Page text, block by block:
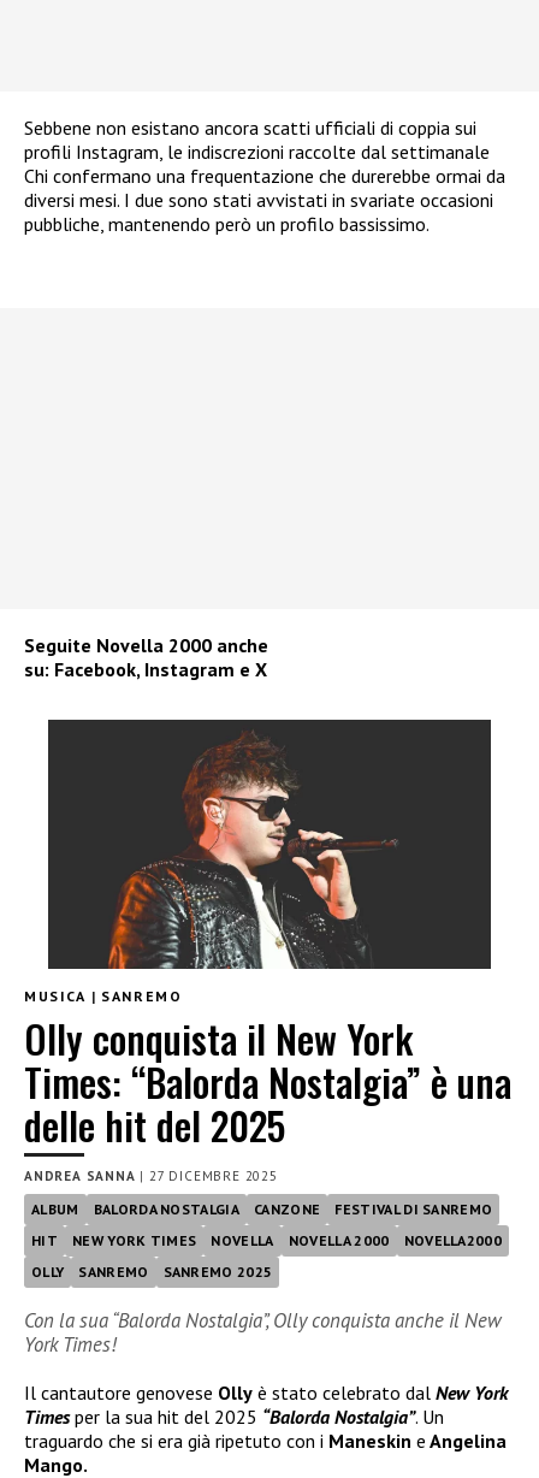
Sebbene non esistano ancora scatti ufficiali di coppia sui
profili Instagram, le indiscrezioni raccolte dal settimanale
Chi confermano una frequentazione che durerebbe ormai da
diversi mesi. I due sono stati avvistati in svariate occasioni
pubbliche, mantenendo però un profilo bassissimo.
Seguite Novella 2000 anche
su: Facebook, Instagram e X
MUSICA | SANREMO
Olly conquista il New York
Times: “Balorda Nostalgia” è una
delle hit del 2025
ANDREA SANNA |27 DICEMBRE 2025
ALBUM BALORDA NOSTALGIA CANZONE
FESTIVAL DI SANREMO
HIT
NEW YORK TIMES NOVELLA NOVELLA 2000
NOVELLA2000
OLLY
SANREMO SANREMO 2025
Con la sua “Balorda Nostalgia”, Olly conquista anche il New
York Times!
Il cantautore genovese Olly è stato celebrato dal New York
Timesper la sua hit del 2025 “Balorda Nostalgia”. Un
traguardo che si era già ripetuto con i Maneskin e Angelina
Mango.